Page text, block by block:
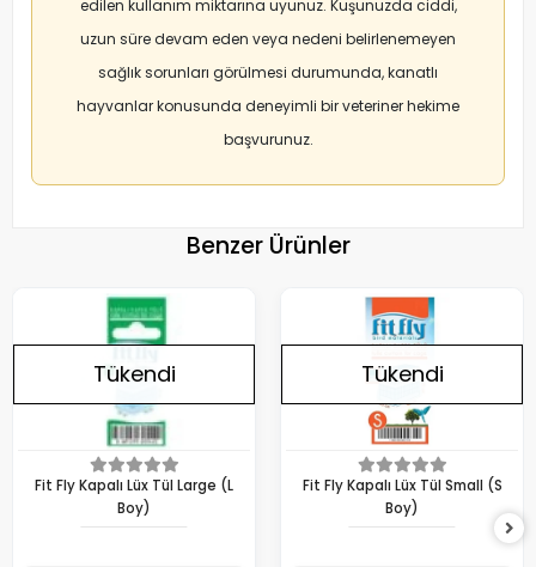
edilen kullanım miktarına uyunuz. Kuşunuzda ciddi,
uzun süre devam eden veya nedeni belirlenemeyen
sağlık sorunları görülmesi durumunda, kanatlı
hayvanlar konusunda deneyimli bir veteriner hekime
başvurunuz.
Benzer Ürünler
Tükendi
Fit Fly Kapalı Lüx Tül Large (L
Boy)
Tükendi
Fit Fly Kapalı Lüx Tül Small (S
Boy)